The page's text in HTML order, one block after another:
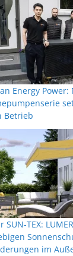
Energy Power:
Betrieb
SUN-TEX:
im